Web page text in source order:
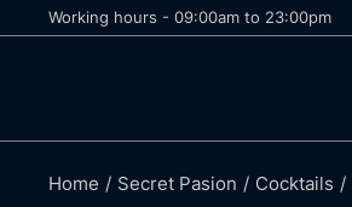
Working hours - 09:00am to 23:00pm
Home Secret Pasion Cocktails